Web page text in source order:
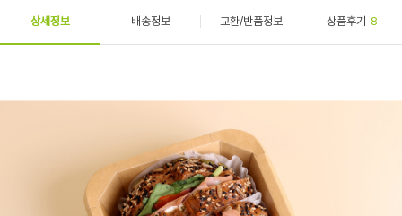
상세정보 배송정보 교환/반품정보 상품후기 8